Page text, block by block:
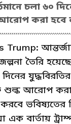
চলা ৬০
করা হবে
তৈরি
দিনের
আরোপ করা
ভবিষ্যতের
বার্তায় ট্রাম্প